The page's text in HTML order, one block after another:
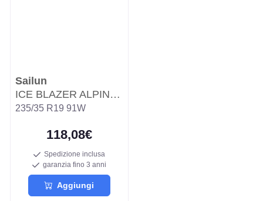
Sailun
ICE BLAZER ALPINE EVO WSL3A
235/35 R19 91W
118,08€
Spedizione inclusa
garanzia fino 3 anni
Aggiungi